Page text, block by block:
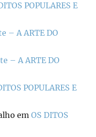
POPULARES E
– A ARTE DO
– A ARTE DO
POPULARES E
emOS DITOS